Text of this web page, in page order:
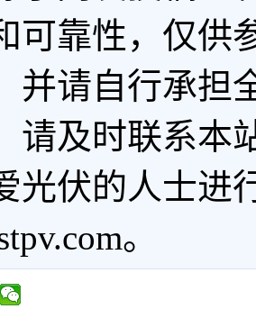
可靠性，仅供
并请自行承担
请及时联系本
光伏的人士进
。